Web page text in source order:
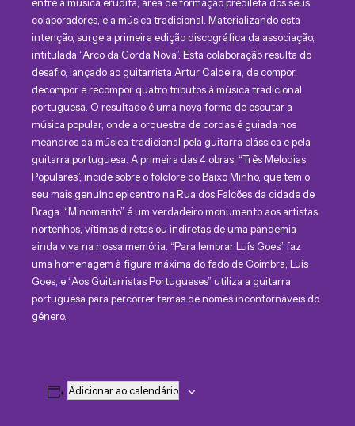
colaboradores, e a música tradicional. Materializando esta
intenção, surge a primeira edição discográfica da associação,
intitulada “Arco da Corda Nova”. Esta colaboração resulta do
desafio, lançado ao guitarrista Artur Caldeira, de compor,
decompor e recompor quatro tributos à música tradicional
portuguesa. O resultado é uma nova forma de escutar a
música popular, onde a orquestra de cordas é guiada nos
meandros da música tradicional pela guitarra clássica e pela
guitarra portuguesa. A primeira das 4 obras, “Três Melodias
Populares”, incide sobre o folclore do Baixo Minho, que tem o
seu mais genuíno epicentro na Rua dos Falcões da cidade de
Braga. “Minomento” é um verdadeiro monumento aos artistas
nortenhos, vítimas diretas ou indiretas de uma pandemia
ainda viva na nossa memória. “Para lembrar Luís Goes” faz
uma homenagem à figura máxima do fado de Coimbra, Luís
Goes, e “Aos Guitarristas Portugueses” utiliza a guitarra
portuguesa para percorrer temas de nomes incontornáveis do
género.
Adicionar ao calendário